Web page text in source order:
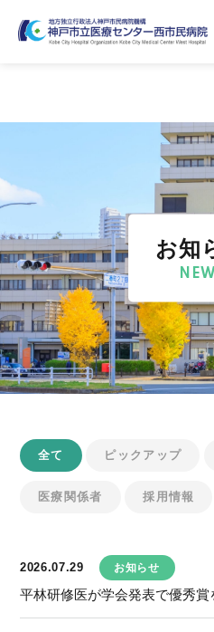
お知
全て ピックアップ
医療関係者 採用情報
2026.07.29 お知らせ
平林研修医が学会発表で優秀賞